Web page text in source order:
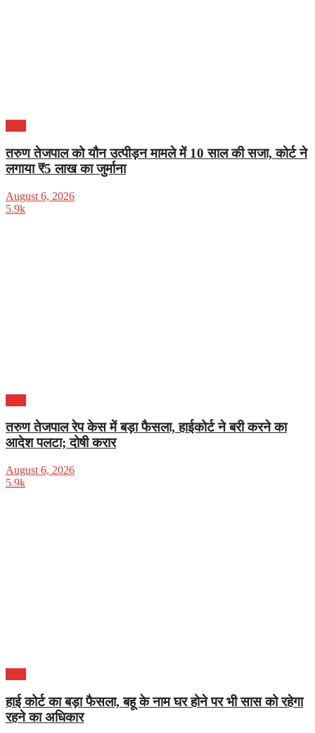
तरुण तेजपाल को यौन उत्पीड़न मामले में 10 साल की सजा, कोर्ट ने
लगाया ₹5 लाख का जुर्माना
August 6, 2026
5.9k
तरुण तेजपाल रेप केस में बड़ा फैसला, हाईकोर्ट ने बरी करने का
आदेश पलटा; दोषी करार
August 6, 2026
5.9k
हाई कोर्ट का बड़ा फैसला, बहू के नाम घर होने पर भी सास को रहेगा
रहने का अधिकार